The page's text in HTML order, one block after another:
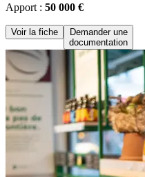
Apport : 50 000 €
Voir la fiche
Demander une
documentation